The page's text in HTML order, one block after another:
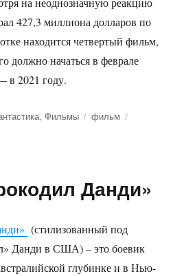
427,3 миллиона долларов по
находится четвертый фильм,
должно начаться в феврале
в 2021 году.
,Фильмы Метки
фильм
Данди»
(стилизованный под
Данди в США) – это боевик
глубинке и в Нью-